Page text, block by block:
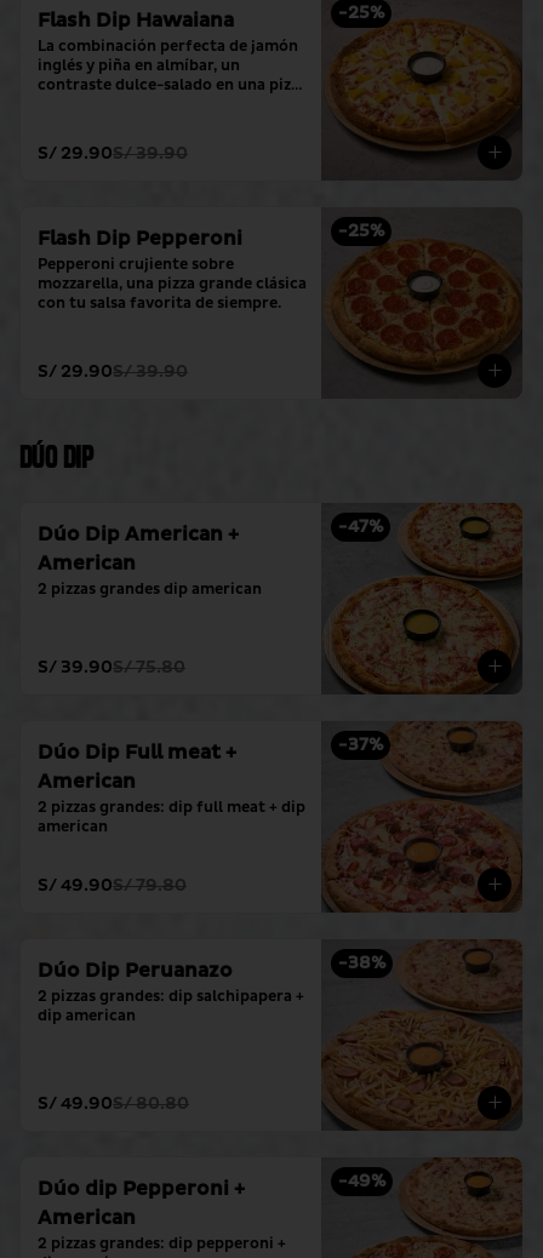
-25%
Flash Dip Hawaiana
La combinación perfecta de jamón
inglés y piña en almíbar, un
contraste dulce-salado en una pizza
S/ 29.90S/ 39.90
-25%
Flash Dip Pepperoni
Pepperoni crujiente sobre
mozzarella, una pizza grande clásica
con tu salsa favorita de siempre.
S/ 29.90S/ 39.90
Dúo Dip
-47%
Dúo Dip American +
American
2 pizzas grandes dip american
S/ 39.90S/ 75.80
-37%
Dúo Dip Full meat +
American
2 pizzas grandes: dip full meat + dip
american
S/ 49.90S/ 79.80
-38%
Dúo Dip Peruanazo
2 pizzas grandes: dip salchipapera +
dip american
S/ 49.90S/ 80.80
-49%
Dúo dip Pepperoni +
American
2 pizzas grandes: dip pepperoni +